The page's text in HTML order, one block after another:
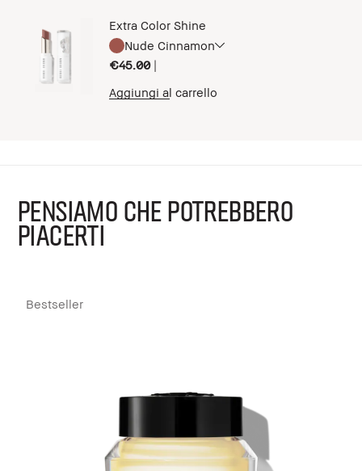
Extra Color Shine
Nude Cinnamon
€45.00 |
Aggiungi al carrello
PENSIAMO CHE POTREBBERO
PIACERTI
Bestseller